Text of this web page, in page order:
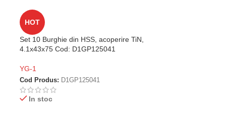
HOT
Set 10 Burghie din HSS, acoperire TiN,
4.1x43x75 Cod: D1GP125041
YG-1
Cod Produs: D1GP125041
In stoc